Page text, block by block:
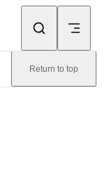
Return to top